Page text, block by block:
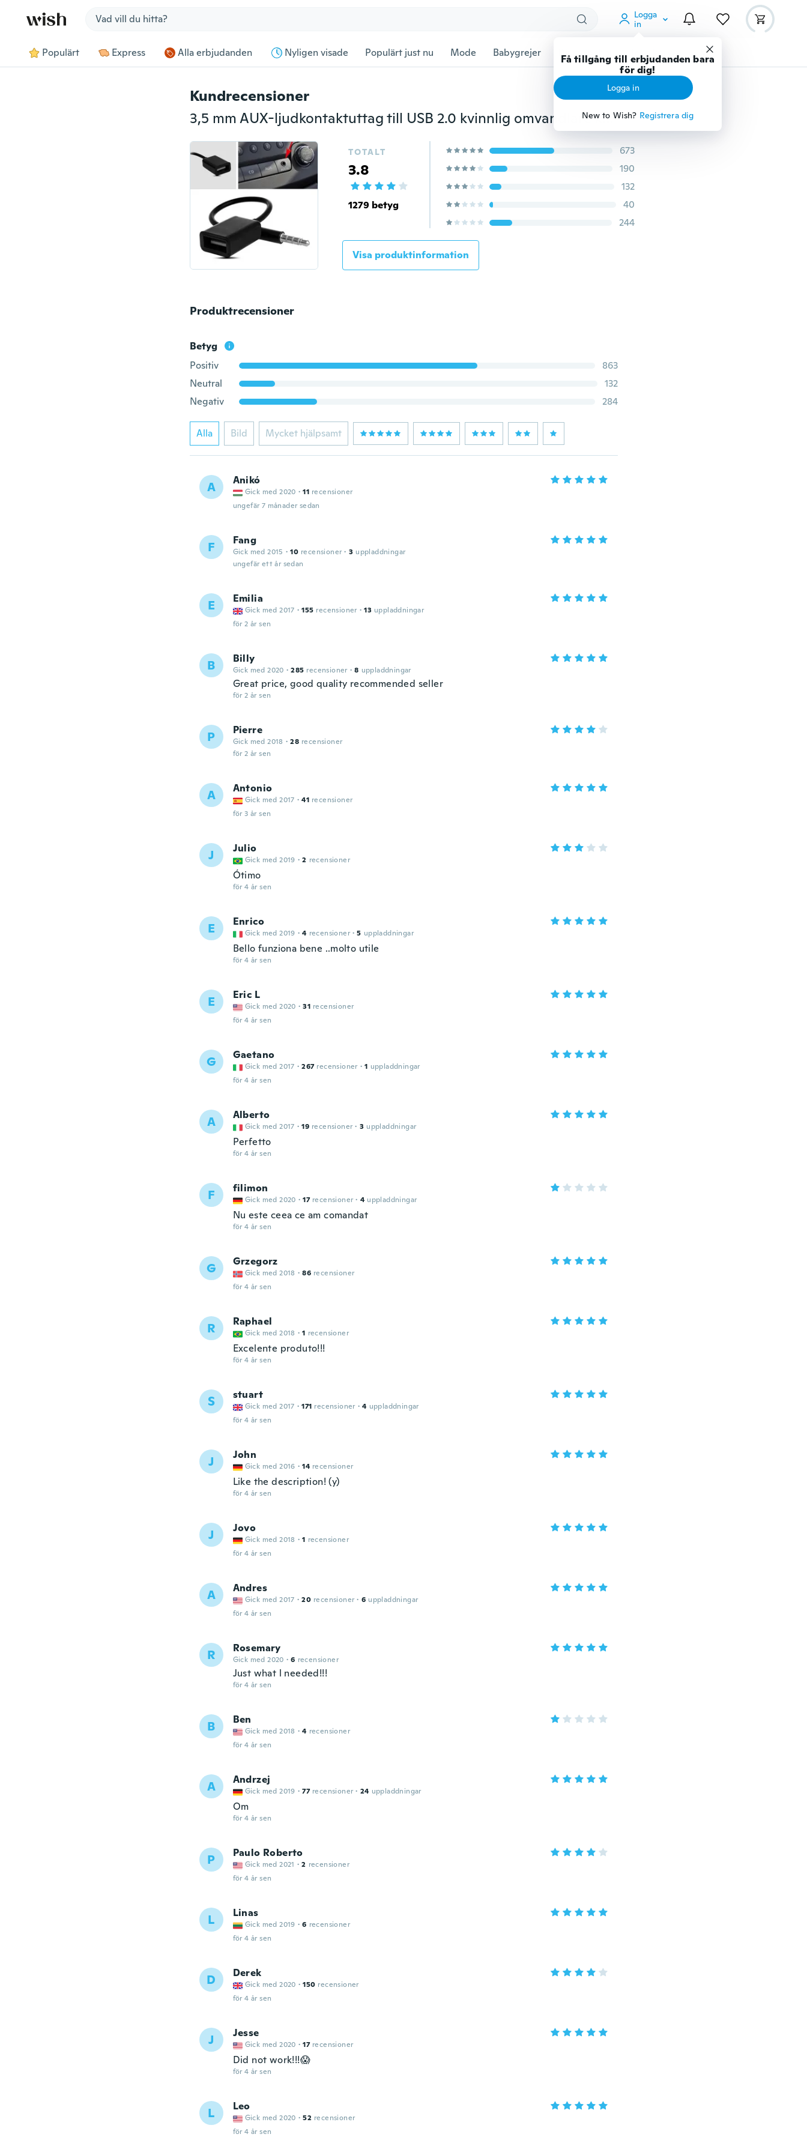
Logga
in
Få tillgång till erbjudanden bara
för dig!
Logga in
New to Wish? Registrera dig
Populärt Express Alla erbjudanden Nyligen visade Populärt just nu Mode Babygrejer Djurtillbehör Teknikprylar Mer
Kundrecensioner
3,5 mm AUX-ljudkontaktuttag till USB 2.0 kvinnlig omvandlare kabelkabel för bil MP3
TOTALT
3.8
1279 betyg
673
190
132
40
244
Visa produktinformation
Produktrecensioner
Betyg
Positiv
863
Neutral
132
Negativ
284
Alla Bild Mycket hjälpsamt
A Anikó
Gick med 2020 · 11 recensioner
ungefär 7 månader sedan
F Fang
Gick med 2015 · 10 recensioner · 3 uppladdningar
ungefär ett år sedan
E Emilia
Gick med 2017 · 155 recensioner · 13 uppladdningar
för 2 år sen
B Billy
Gick med 2020 · 285 recensioner · 8 uppladdningar
Great price, good quality recommended seller
för 2 år sen
P Pierre
Gick med 2018 · 28 recensioner
för 2 år sen
A Antonio
Gick med 2017 · 41 recensioner
för 3 år sen
J Julio
Gick med 2019 · 2 recensioner
Ótimo
för 4 år sen
E Enrico
Gick med 2019 · 4 recensioner · 5 uppladdningar
Bello funziona bene ..molto utile
för 4 år sen
E Eric L
Gick med 2020 · 31 recensioner
för 4 år sen
G Gaetano
Gick med 2017 · 267 recensioner · 1 uppladdningar
för 4 år sen
A Alberto
Gick med 2017 · 19 recensioner · 3 uppladdningar
Perfetto
för 4 år sen
F filimon
Gick med 2020 · 17 recensioner · 4 uppladdningar
Nu este ceea ce am comandat
för 4 år sen
G Grzegorz
Gick med 2018 · 86 recensioner
för 4 år sen
R Raphael
Gick med 2018 · 1 recensioner
Excelente produto!!!
för 4 år sen
S stuart
Gick med 2017 · 171 recensioner · 4 uppladdningar
för 4 år sen
J John
Gick med 2016 · 14 recensioner
Like the description! (y)
för 4 år sen
J Jovo
Gick med 2018 · 1 recensioner
för 4 år sen
A Andres
Gick med 2017 · 20 recensioner · 6 uppladdningar
för 4 år sen
R Rosemary
Gick med 2020 · 6 recensioner
Just what l needed!!!
för 4 år sen
B Ben
Gick med 2018 · 4 recensioner
för 4 år sen
A Andrzej
Gick med 2019 · 77 recensioner · 24 uppladdningar
Om
för 4 år sen
P Paulo Roberto
Gick med 2021 · 2 recensioner
för 4 år sen
L Linas
Gick med 2019 · 6 recensioner
för 4 år sen
D Derek
Gick med 2020 · 150 recensioner
för 4 år sen
J Jesse
Gick med 2020 · 17 recensioner
Did not work!!!😱
för 4 år sen
L Leo
Gick med 2020 · 52 recensioner
för 4 år sen